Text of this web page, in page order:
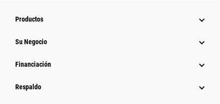
Productos
Su Negocio
Financiación
Respaldo